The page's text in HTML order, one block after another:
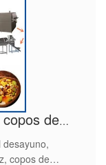
Línea de procesamiento de copos de maíz Maquinaria extrusora de copos de maíz
copos de